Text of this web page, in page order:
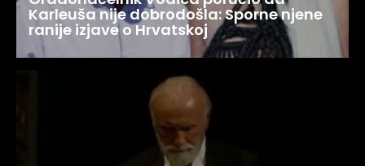
Karleuša nije dobrodošla: Sporne njene
ranije izjave o Hrvatskoj